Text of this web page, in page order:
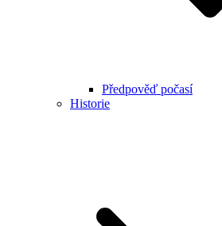
Předpověď počasí
Historie